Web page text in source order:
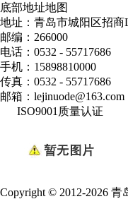
底部地址地图
地址：青岛市城阳区招商
邮编：266000
电话：0532 - 55717686
手机：15898810000
传真：0532 - 55717686
邮箱：lejinuode@163.com
ISO9001质量认证
Copyright © 2012-2026